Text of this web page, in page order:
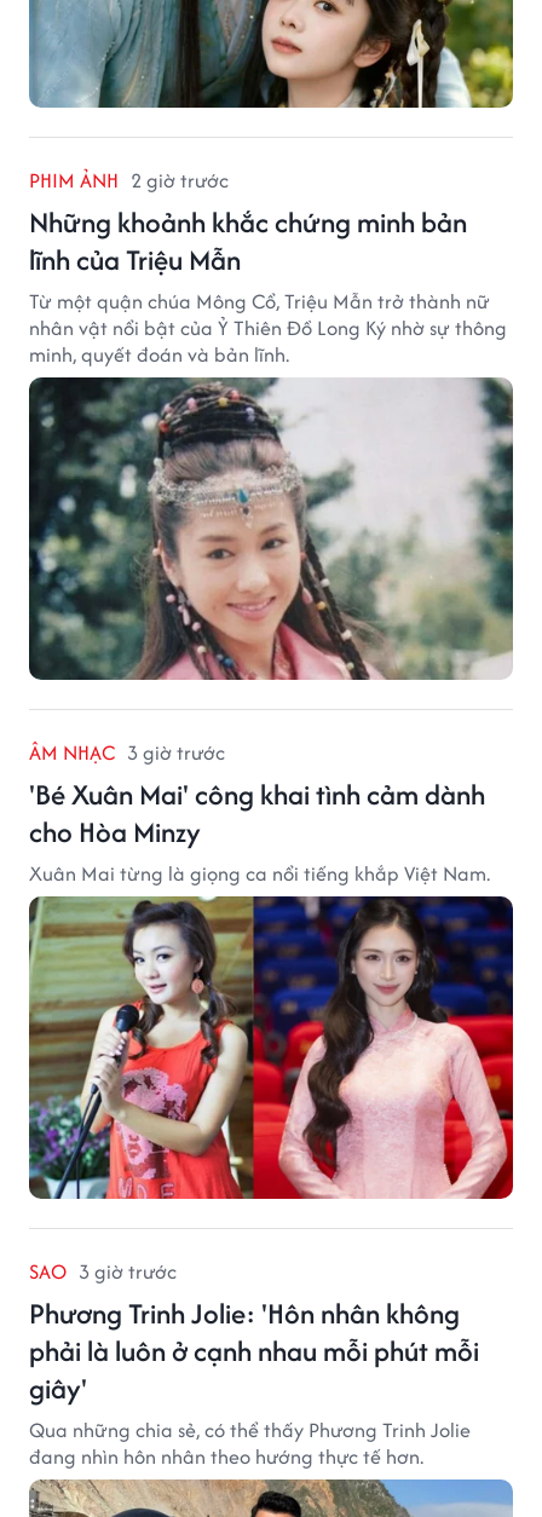
PHIM ẢNH 2 giờ trước
Những khoảnh khắc chứng minh bản
lĩnh của Triệu Mẫn
Từ một quận chúa Mông Cổ, Triệu Mẫn trở thành nữ
nhân vật nổi bật của Ỷ Thiên Đồ Long Ký nhờ sự thông
minh, quyết đoán và bản lĩnh.
ÂM NHẠC 3 giờ trước
'Bé Xuân Mai' công khai tình cảm dành
cho Hòa Minzy
Xuân Mai từng là giọng ca nổi tiếng khắp Việt Nam.
SAO 3 giờ trước
Phương Trinh Jolie: 'Hôn nhân không
phải là luôn ở cạnh nhau mỗi phút mỗi
giây'
Qua những chia sẻ, có thể thấy Phương Trinh Jolie
đang nhìn hôn nhân theo hướng thực tế hơn.